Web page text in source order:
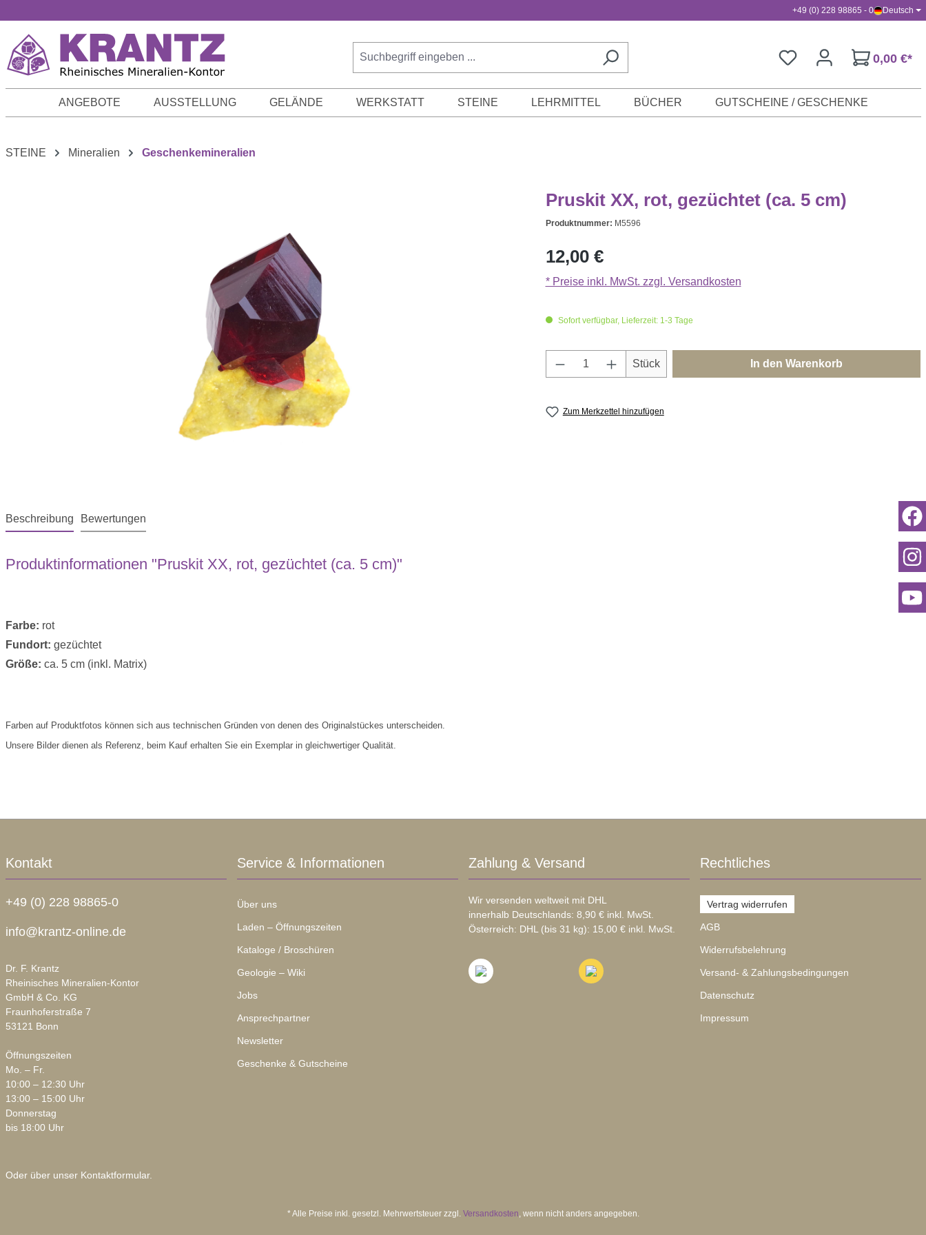
+49 (0) 228 98865 - 0 Deutsch
0,00 €*
ANGEBOTE AUSSTELLUNG GELÄNDE WERKSTATT STEINE LEHRMITTEL BÜCHER GUTSCHEINE / GESCHENKE
STEINE Mineralien Geschenkemineralien
Pruskit XX, rot, gezüchtet (ca. 5 cm)
Produktnummer: M5596
Regulärer Preis:
12,00 €
* Preise inkl. MwSt. zzgl. Versandkosten
Sofort verfügbar, Lieferzeit: 1-3 Tage
Produkt Anzahl: Gib den gewünschten Wert ein
Stück In den Warenkorb
Zum Merkzettel hinzufügen
Beschreibung Bewertungen
Produktinformationen "Pruskit XX, rot, gezüchtet (ca. 5 cm)"
Farbe: rot
Fundort: gezüchtet
Größe: ca. 5 cm (inkl. Matrix)
Farben auf Produktfotos können sich aus technischen Gründen von denen des Originalstückes unterscheiden.
Unsere Bilder dienen als Referenz, beim Kauf erhalten Sie ein Exemplar in gleichwertiger Qualität.
Kontakt
+49 (0) 228 98865-0
info@krantz-online.de
Dr. F. Krantz
Rheinisches Mineralien-Kontor
GmbH & Co. KG
Fraunhoferstraße 7
53121 Bonn
Öffnungszeiten
Mo. – Fr.
10:00 – 12:30 Uhr
13:00 – 15:00 Uhr
Donnerstag
bis 18:00 Uhr
Oder über unser Kontaktformular.
Service & Informationen
Über uns
Laden – Öffnungszeiten
Kataloge / Broschüren
Geologie – Wiki
Jobs
Ansprechpartner
Newsletter
Geschenke & Gutscheine
Zahlung & Versand
Wir versenden weltweit mit DHL
innerhalb Deutschlands: 8,90 € inkl. MwSt.
Österreich: DHL (bis 31 kg): 15,00 € inkl. MwSt.
Rechtliches
Vertrag widerrufen
AGB
Widerrufsbelehrung
Versand- & Zahlungsbedingungen
Datenschutz
Impressum
* Alle Preise inkl. gesetzl. Mehrwertsteuer zzgl. Versandkosten, wenn nicht anders angegeben.